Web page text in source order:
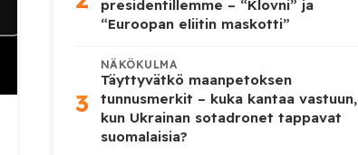
presidentillemme – “Klovni” ja
“Euroopan eliitin maskotti”
3
NÄKÖKULMA
Täyttyvätkö maanpetoksen
tunnusmerkit – kuka kantaa vastuun,
kun Ukrainan sotadronet tappavat
suomalaisia?